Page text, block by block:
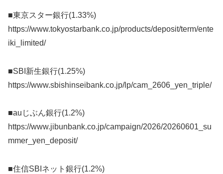
■東京スター銀行(1.33%)
https://www.tokyostarbank.co.jp/products/deposit/term/ente
iki_limited/
■SBI新生銀行(1.25%)
https://www.sbishinseibank.co.jp/lp/cam_2606_yen_triple/
■auじぶん銀行(1.2%)
https://www.jibunbank.co.jp/campaign/2026/20260601_su
mmer_yen_deposit/
■住信SBIネット銀行(1.2%)